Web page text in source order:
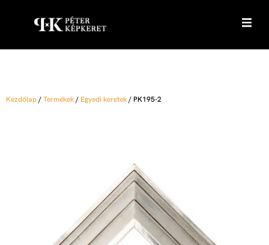
Kezdőlap/Termékek/ Egyedi keretek/PK195-2